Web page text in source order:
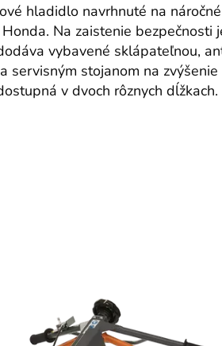
hladidlo navrhnuté na
Na zaistenie bezpečnosti
vybavené sklápateľnou,
servisným stojanom na zvýšenie
v dvoch rôznych dĺžkach.